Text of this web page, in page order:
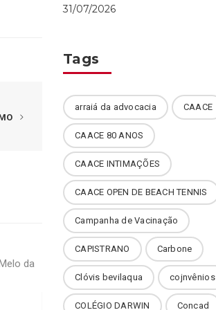
31/07/2026
Tags
arraiá da advocacia CAACE
CAACE 80 ANOS
CAACE INTIMAÇÕES
CAACE OPEN DE BEACH TENNIS
Campanha de Vacinação
CAPISTRANO Carbone
Clóvis bevilaqua cojnvênios
COLÉGIO DARWIN Concad